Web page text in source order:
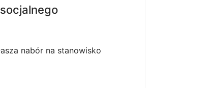
nabór na stanowisko